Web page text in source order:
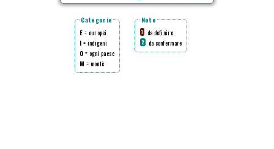
Categorie
E = europei
I = indigeni
O = ogni paese
M = montè
Note
1 da definire
2 da confermare